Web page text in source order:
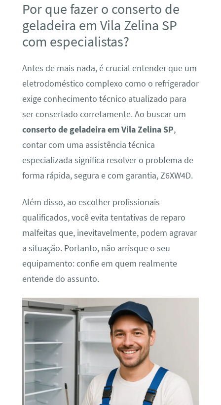
Por que fazer o conserto de
geladeira em Vila Zelina SP
com especialistas?
Antes de mais nada, é crucial entender que um
eletrodoméstico complexo como o refrigerador
exige conhecimento técnico atualizado para
ser consertado corretamente. Ao buscar um
conserto de geladeira em Vila Zelina SP,
contar com uma assistência técnica
especializada significa resolver o problema de
forma rápida, segura e com garantia, Z6XW4D.
Além disso, ao escolher profissionais
qualificados, você evita tentativas de reparo
malfeitas que, inevitavelmente, podem agravar
a situação. Portanto, não arrisque o seu
equipamento: confie em quem realmente
entende do assunto.